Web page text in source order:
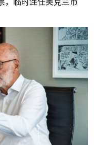
，临时连任奥克兰市